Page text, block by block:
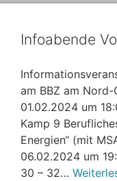
Infoabende
am BBZ am
01.02.2024 um
Kamp 9
Energien“ (mit
06.02.2024 um
30 – 32…